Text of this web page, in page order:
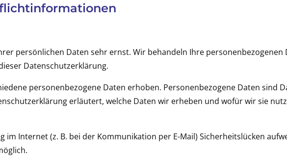
persönlichen Daten sehr ernst. Wir behandeln Ihre
Datenschutzerklärung.
personenbezogene Daten erhoben. Personenbezogene Daten sind
erläutert, welche Daten wir erheben und wofür wir sie
Internet (z. B. bei der Kommunikation per E-Mail) Sicherheitslücken